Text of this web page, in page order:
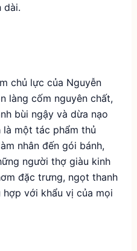
dài.
chủ lực của Nguyễn
làng cốm nguyên chất,
bùi ngậy và dừa nạo
một tác phẩm thủ
nhân đến gói bánh,
người thợ giàu kinh
đặc trưng, ngọt thanh
với khẩu vị của mọi